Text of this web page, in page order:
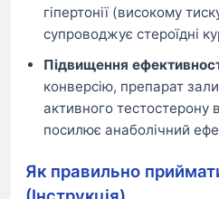
гіпертонії (високому
супроводжує стероїдні
Підвищення
конверсію, препарат
активного тестостерону
посилює анаболічний
Як правильно